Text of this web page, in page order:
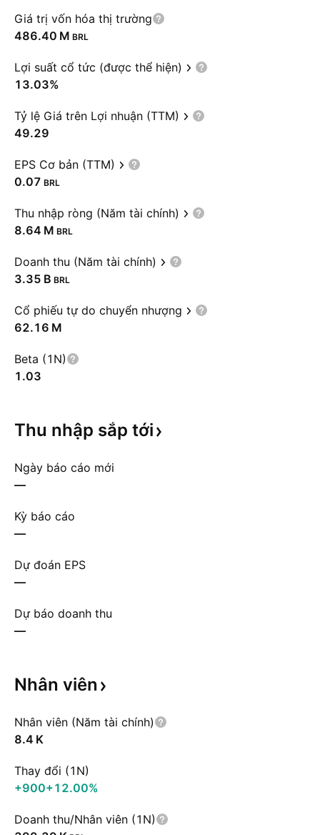
Giá trị vốn hóa thị trường
‪486.40 M‬ BRL
Lợi suất cổ tức (được thể hiện)
13.03%
Tỷ lệ Giá trên Lợi nhuận (TTM)
49.29
EPS Cơ bản (TTM)
0.07 BRL
Thu nhập ròng (Năm tài chính)
‪8.64 M‬ BRL
Doanh thu (Năm tài chính)
‪3.35 B‬ BRL
Cổ phiếu tự do chuyển nhượng
‪62.16 M‬
Beta (1N)
1.03
Thu nhập sắp tới
Ngày báo cáo mới
—
Kỳ báo cáo
—
Dự đoán EPS
—
Dự báo doanh thu
—
Nhân viên
Nhân viên (Năm tài chính)
‪8.4 K‬
Thay đổi (1N)
+900+12.00%
Doanh thu/Nhân viên (1N)